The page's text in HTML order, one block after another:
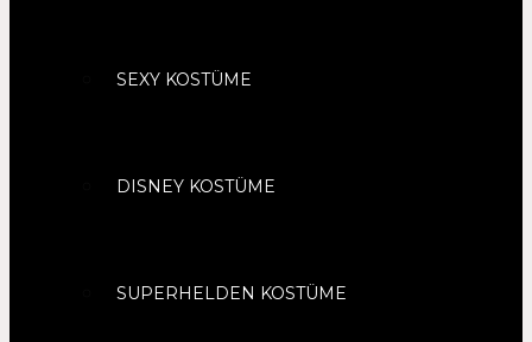
SEXY KOSTÜME
DISNEY KOSTÜME
SUPERHELDEN KOSTÜME